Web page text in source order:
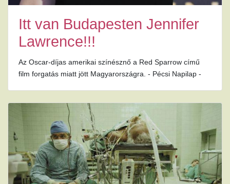
Itt van Budapesten Jennifer
Lawrence!!!
Az Oscar-díjas amerikai színésznő a Red Sparrow című
film forgatás miatt jött Magyarországra. - Pécsi Napilap -